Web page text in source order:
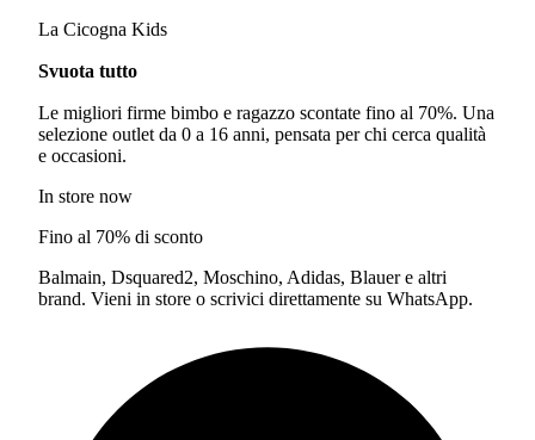
La Cicogna Kids
Svuota tutto
Le migliori firme bimbo e ragazzo scontate fino al 70%. Una
selezione outlet da 0 a 16 anni, pensata per chi cerca qualità
e occasioni.
In store now
Fino al 70% di sconto
Balmain, Dsquared2, Moschino, Adidas, Blauer e altri
brand. Vieni in store o scrivici direttamente su WhatsApp.